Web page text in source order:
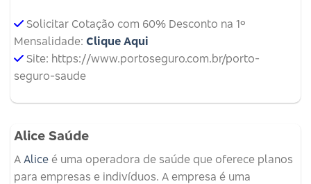
Solicitar Cotação com 60% Desconto na 1º
Mensalidade: Clique Aqui
Site: https://www.portoseguro.com.br/porto-
seguro-saude
Alice Saúde
A Alice é uma operadora de saúde que oferece planos
para empresas e indivíduos. A empresa é uma